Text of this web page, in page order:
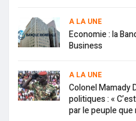
A LA UNE
Economie : la
Business
A LA UNE
Colonel Mamady
politiques : «
par le peuple